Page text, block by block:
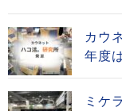
カウ
年度
ミケ